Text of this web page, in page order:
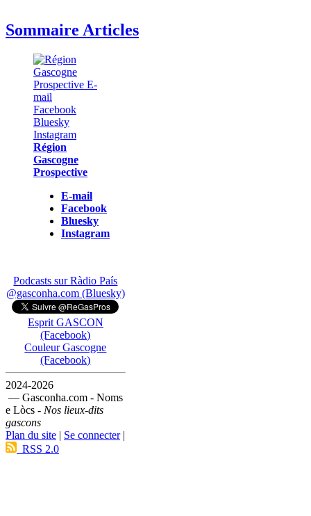
Sommaire Articles
Région
Gascogne
Prospective
E-mail
Facebook
Bluesky
Instagram
Podcasts sur Ràdio País
@gasconha.com (Bluesky)
Esprit GASCON
(Facebook)
Couleur Gascogne
(Facebook)
2024-2026
— Gasconha.com - Noms
e Lòcs - Nos lieux-dits
gascons
Plan du site | Se connecter|
RSS 2.0